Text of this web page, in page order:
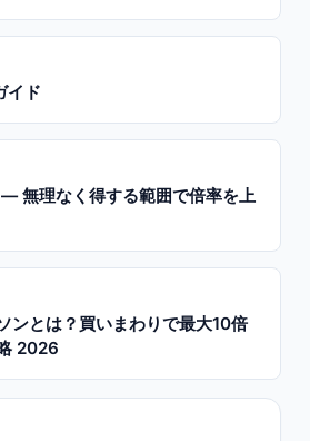
イド
無理なく得する範囲で倍率を上
ンとは？買いまわりで最大10倍
2026